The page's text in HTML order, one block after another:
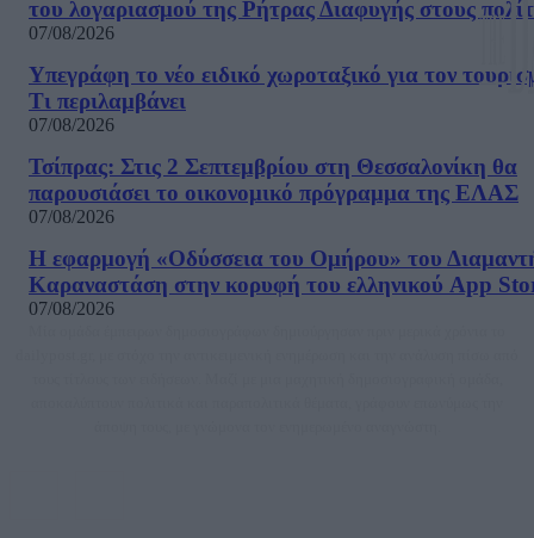
του λογαριασμού της Ρήτρας Διαφυγής στους
07/08/2026
Υπεγράφη το νέο ειδικό χωροταξικό για τον
Τι περιλαμβάνει
07/08/2026
Τσίπρας: Στις 2 Σεπτεμβρίου στη Θεσσαλονίκη θα
παρουσιάσει το οικονομικό πρόγραμμα της ΕΛΑΣ
07/08/2026
Η εφαρμογή «Οδύσσεια του Ομήρου» του
Καραναστάση στην κορυφή του ελληνικού App
07/08/2026